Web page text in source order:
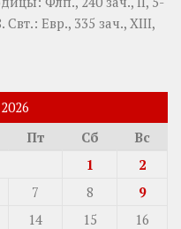
Свт.: Евр., 335 зач., XIII,
Пт Сб
Вс
1
2
7 8
9
14 15
16